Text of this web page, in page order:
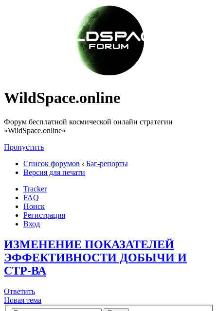
WildSpace.online
Форум бесплатной космической онлайн стратегии
«WildSpace.online»
Пропустить
Список форумов ‹ Баг-репорты
Версия для печати
Tracker
FAQ
Поиск
Регистрация
Вход
ИЗМЕНЕНИЕ ПОКАЗАТЕЛЕЙ
ЭФФЕКТИВНОСТИ ДОБЫЧИ И
СТР-ВА
Ответить
Новая тема